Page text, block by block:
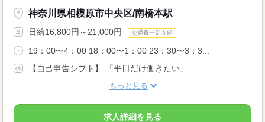
神奈川県相模原市中央区/南橋本駅
日給16,800円～21,000円 交通費一部支給
19：00〜4：00 18：00〜1：00 23：30〜3：3...
【自己申告シフト】 「平日だけ働きたい」 ...
もっと見る
求人詳細を見る